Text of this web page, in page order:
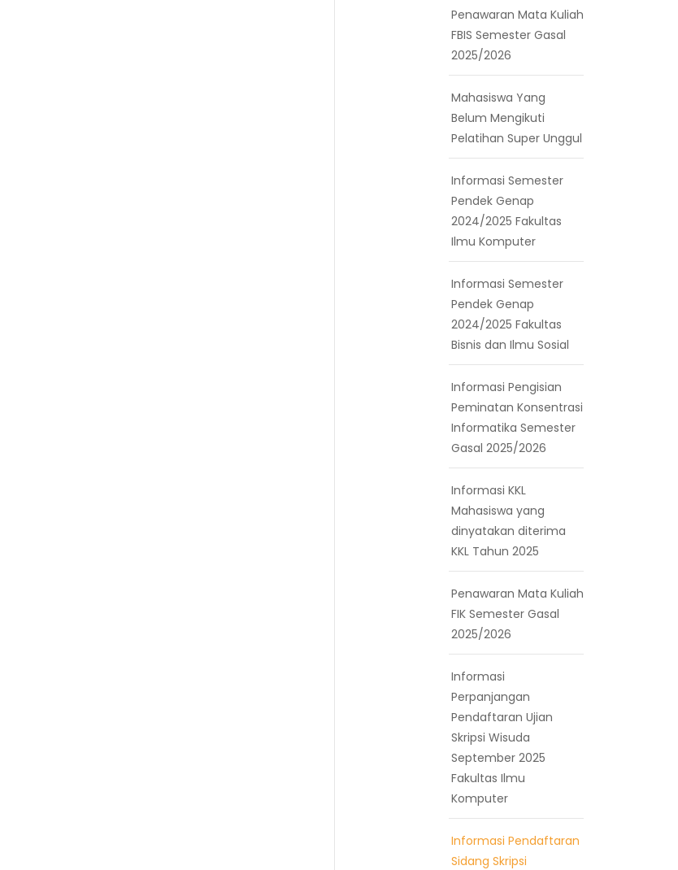
Penawaran Mata Kuliah
FBIS Semester Gasal
2025/2026
Mahasiswa Yang
Belum Mengikuti
Pelatihan Super Unggul
Informasi Semester
Pendek Genap
2024/2025 Fakultas
Ilmu Komputer
Informasi Semester
Pendek Genap
2024/2025 Fakultas
Bisnis dan Ilmu Sosial
Informasi Pengisian
Peminatan Konsentrasi
Informatika Semester
Gasal 2025/2026
Informasi KKL
Mahasiswa yang
dinyatakan diterima
KKL Tahun 2025
Penawaran Mata Kuliah
FIK Semester Gasal
2025/2026
Informasi
Perpanjangan
Pendaftaran Ujian
Skripsi Wisuda
September 2025
Fakultas Ilmu
Komputer
Informasi Pendaftaran
Sidang Skripsi